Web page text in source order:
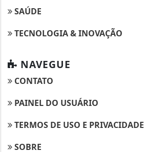
SAÚDE
TECNOLOGIA & INOVAÇÃO
NAVEGUE
CONTATO
PAINEL DO USUÁRIO
TERMOS DE USO E PRIVACIDADE
SOBRE